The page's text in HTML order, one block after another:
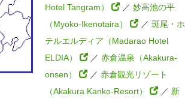
Hotel Tangram）
／ 妙高池の平
（Myoko-Ikenotaira）
／ 斑尾・ホ
テルエルディア（Madarao Hotel
ELDIA）
／ 赤倉温泉（Akakura-
onsen）
／ 赤倉観光リゾート
（Akakura Kanko-Resort）
／ 新